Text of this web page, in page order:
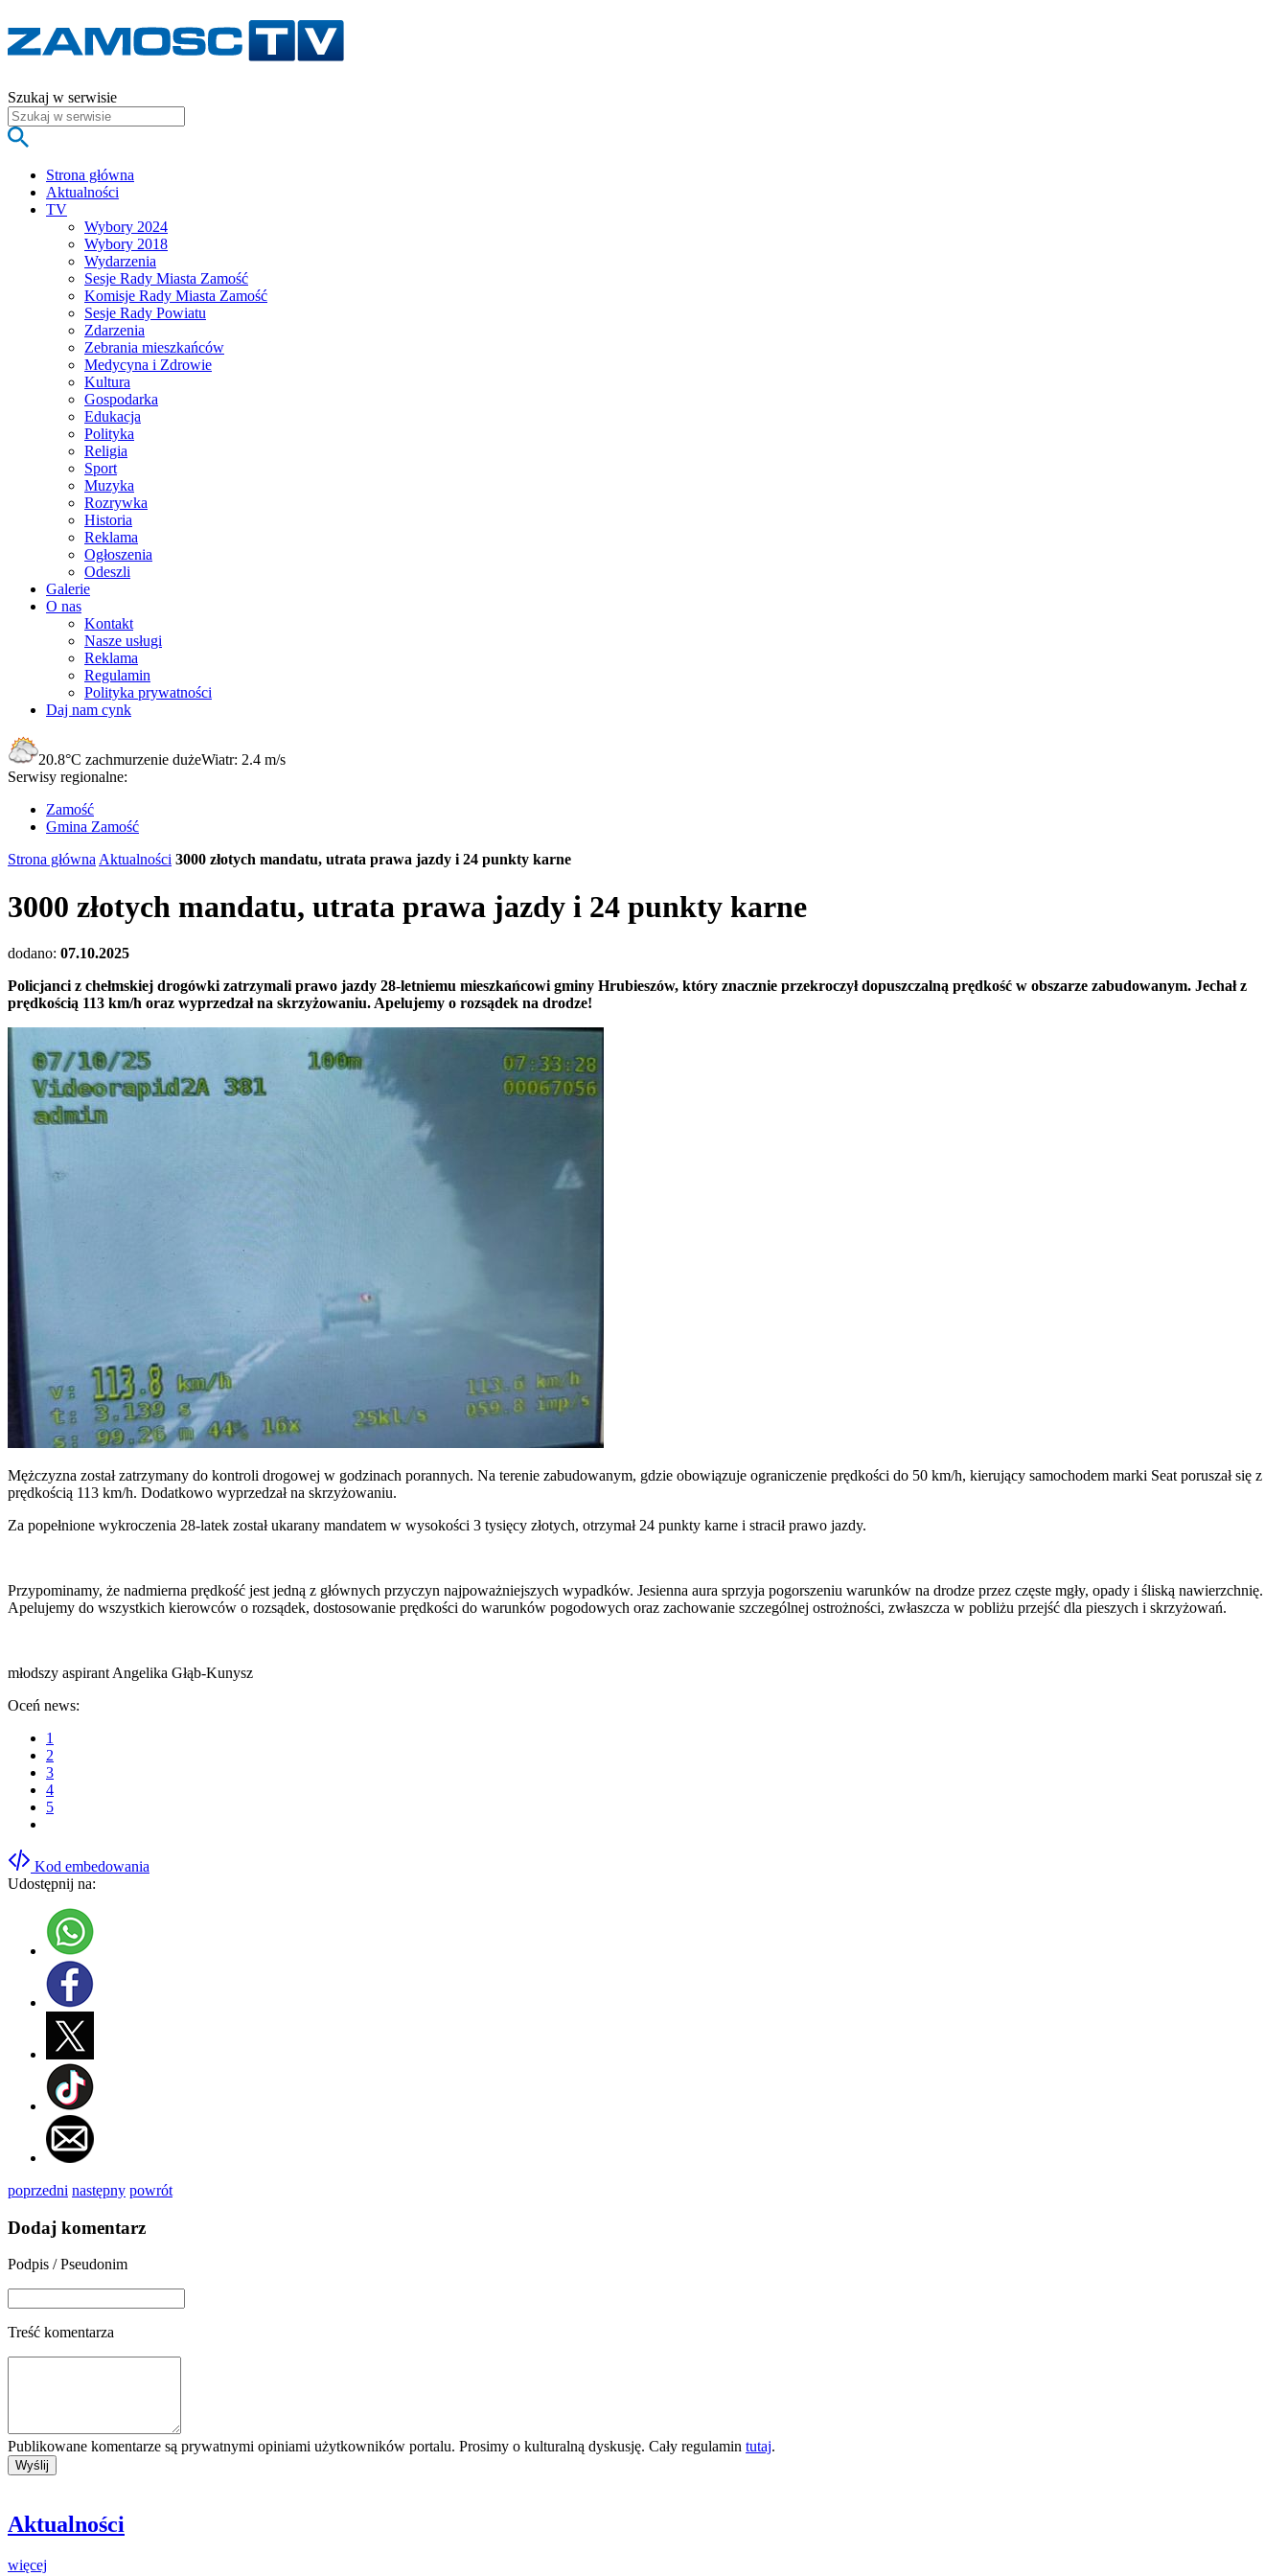
Szukaj w serwisie
Strona główna
Aktualności
TV
Wybory 2024
Wybory 2018
Wydarzenia
Sesje Rady Miasta Zamość
Komisje Rady Miasta Zamość
Sesje Rady Powiatu
Zdarzenia
Zebrania mieszkańców
Medycyna i Zdrowie
Kultura
Gospodarka
Edukacja
Polityka
Religia
Sport
Muzyka
Rozrywka
Historia
Reklama
Ogłoszenia
Odeszli
Galerie
O nas
Kontakt
Nasze usługi
Reklama
Regulamin
Polityka prywatności
Daj nam cynk
20.8°C zachmurzenie dużeWiatr: 2.4 m/s
Serwisy regionalne:
Zamość
Gmina Zamość
Strona główna Aktualności 3000 złotych mandatu, utrata prawa jazdy i 24 punkty karne
3000 złotych mandatu, utrata prawa jazdy i 24 punkty karne
dodano: 07.10.2025
Policjanci z chełmskiej drogówki zatrzymali prawo jazdy 28-letniemu mieszkańcowi gminy Hrubieszów, który znacznie przekroczył dopuszczalną prędkość w obszarze zabudowanym. Jechał z
prędkością 113 km/h oraz wyprzedzał na skrzyżowaniu. Apelujemy o rozsądek na drodze!
Mężczyzna został zatrzymany do kontroli drogowej w godzinach porannych. Na terenie zabudowanym, gdzie obowiązuje ograniczenie prędkości do 50 km/h, kierujący samochodem marki Seat poruszał się z
prędkością 113 km/h. Dodatkowo wyprzedzał na skrzyżowaniu.
Za popełnione wykroczenia 28-latek został ukarany mandatem w wysokości 3 tysięcy złotych, otrzymał 24 punkty karne i stracił prawo jazdy.
Przypominamy, że nadmierna prędkość jest jedną z głównych przyczyn najpoważniejszych wypadków. Jesienna aura sprzyja pogorszeniu warunków na drodze przez częste mgły, opady i śliską nawierzchnię.
Apelujemy do wszystkich kierowców o rozsądek, dostosowanie prędkości do warunków pogodowych oraz zachowanie szczególnej ostrożności, zwłaszcza w pobliżu przejść dla pieszych i skrzyżowań.
młodszy aspirant Angelika Głąb-Kunysz
Oceń news:
1
2
3
4
5
Kod embedowania
Udostępnij na:
poprzedni następny powrót
Dodaj komentarz
Podpis / Pseudonim
Treść komentarza
Publikowane komentarze są prywatnymi opiniami użytkowników portalu. Prosimy o kulturalną dyskusję. Cały regulamin tutaj.
Aktualności
więcej